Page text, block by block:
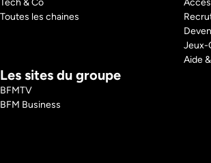
Toutes les chaines
Jeux-
Aide
Les sites du groupe
BFMTV
BFM Business